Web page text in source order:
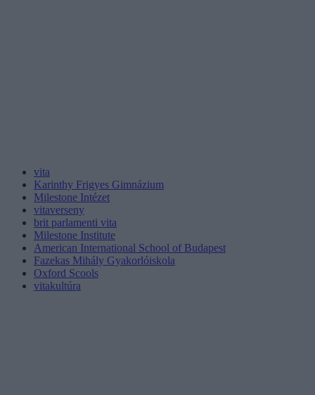
vita
Karinthy Frigyes Gimnázium
Milestone Intézet
vitaverseny
brit parlamenti vita
Milestone Institute
American International School of Budapest
Fazekas Mihály Gyakorlóiskola
Oxford Scools
vitakultúra